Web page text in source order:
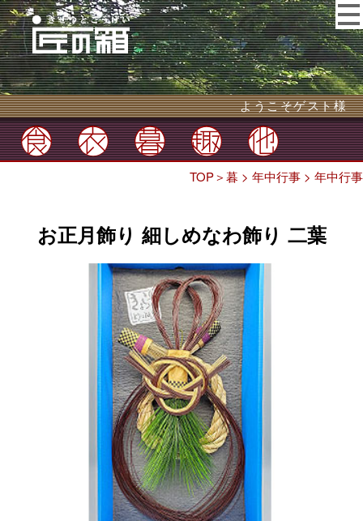
ようこそゲスト様
TOP＞暮 > 年中行事 > 年中行事
お正月飾り 細しめなわ飾り 二葉